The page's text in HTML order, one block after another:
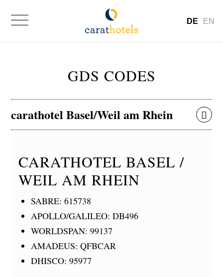
DE EN
GDS CODES
carathotel Basel/Weil am Rhein
CARATHOTEL BASEL /
WEIL AM RHEIN
SABRE: 615738
APOLLO/GALILEO: DB496
WORLDSPAN: 99137
AMADEUS: QFBCAR
DHISCO: 95977